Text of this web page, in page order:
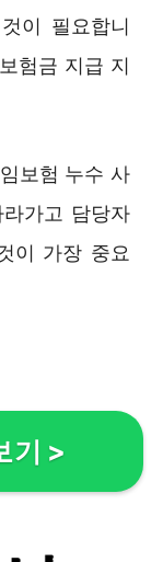
이 필요합니
험금 지급 지
보험 누수 사
가고 담당자
이 가장 중요
기 >